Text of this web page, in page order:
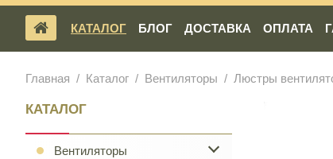
КАТАЛОГ БЛОГ ДОСТАВКА ОПЛАТА
Главная Каталог Вентиляторы Люстры
КАТАЛОГ
Вентиляторы